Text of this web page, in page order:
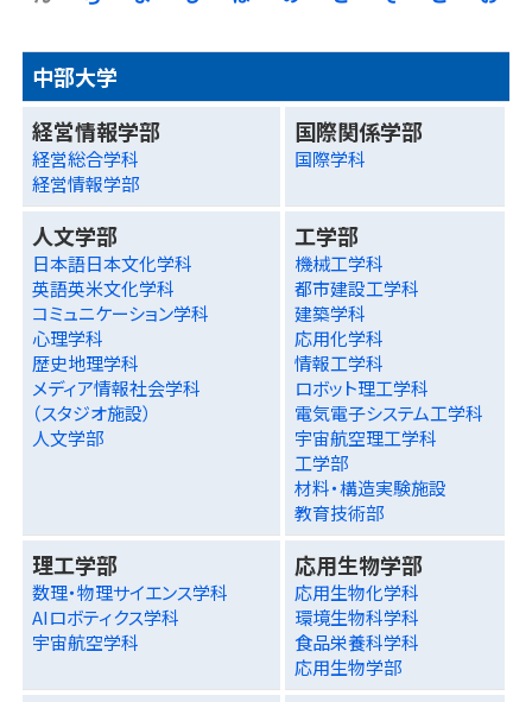
中部大学
経営情報学部
経営総合学科
経営情報学部
国際関係学部
国際学科
人文学部
日本語日本文化学科
英語英米文化学科
コミュニケーション学科
心理学科
歴史地理学科
メディア情報社会学科
（スタジオ施設）
人文学部
工学部
機械工学科
都市建設工学科
建築学科
応用化学科
情報工学科
ロボット理工学科
電気電子システム工学科
宇宙航空理工学科
工学部
材料・構造実験施設
教育技術部
理工学部
数理・物理サイエンス学科
AIロボティクス学科
宇宙航空学科
応用生物学部
応用生物化学科
環境生物科学科
食品栄養科学科
応用生物学部